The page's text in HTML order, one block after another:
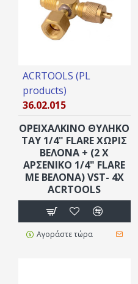
ACRTOOLS (PL
products)
36.02.015
ΟΡΕΙΧΑΛΚΙΝΟ ΘΥΛΗΚΟ
TAY 1/4" FLARE ΧΩΡΊΣ
ΒΕΛΌΝΑ + (2 X
ΑΡΣΕΝΙΚΟ 1/4" FLARE
ΜΕ ΒΕΛΌΝΑ) VST- 4X
ACRTOOLS
Αγοράστε τώρα